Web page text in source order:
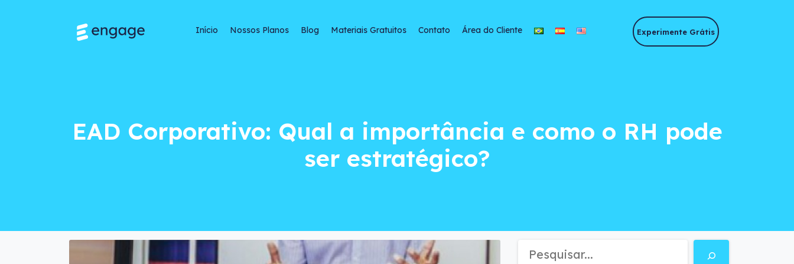
Início Nossos Planos Blog Materiais Gratuitos Contato Área do Cliente Experimente Grátis
EAD Corporativo: Qual a importância e como o RH pode
ser estratégico?